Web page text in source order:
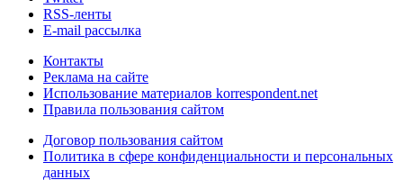
RSS-ленты
E-mail рассылка
Контакты
Реклама на сайте
Использование материалов korrespondent.net
Правила пользования сайтом
Договор пользования сайтом
Политика в сфере конфиденциальности и персональных
данных